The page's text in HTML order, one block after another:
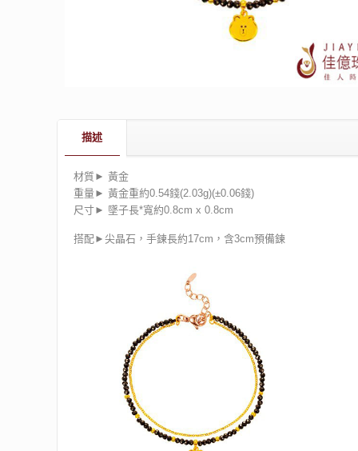
描述
材質► 黃金
重量► 黃金重約0.54錢(2.03g)(±0.06錢)
尺寸► 墜子長*寬約0.8cm x 0.8cm
搭配►尖晶石，手鍊長約17cm，含3cm預備鍊